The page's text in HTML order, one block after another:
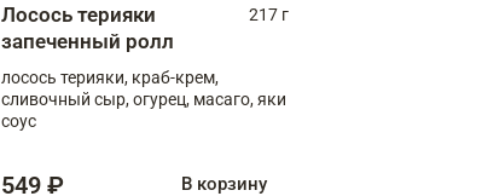
Лосось терияки
запеченный ролл
217 г
лосось терияки, краб-крем,
сливочный сыр, огурец, масаго, яки
соус
549 ₽ В корзину